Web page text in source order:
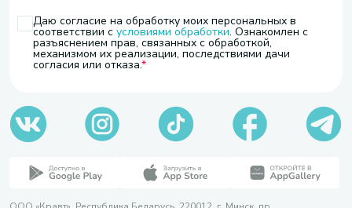
Даю согласие на обработку моих персональных в
соответствии с условиями обработки. Ознакомлен с
разъяснением прав, связанных с обработкой,
механизмом их реализации, последствиями дачи
согласия или отказа.